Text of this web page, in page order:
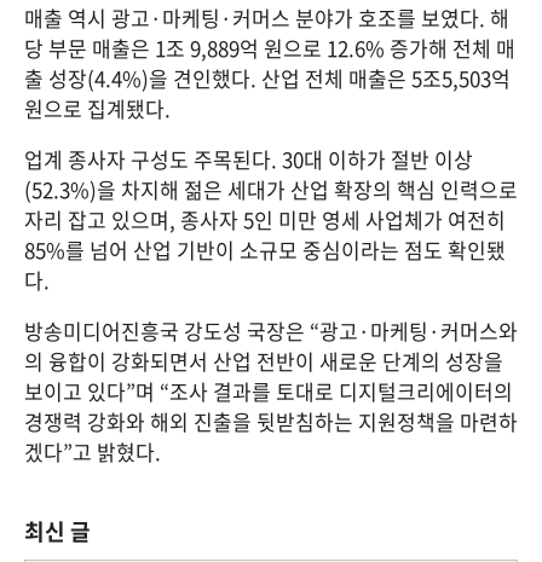
매출 역시 광고·마케팅·커머스 분야가 호조를 보였다. 해
당 부문 매출은 1조 9,889억 원으로 12.6% 증가해 전체 매
출 성장(4.4%)을 견인했다. 산업 전체 매출은 5조5,503억
원으로 집계됐다.
업계 종사자 구성도 주목된다. 30대 이하가 절반 이상
(52.3%)을 차지해 젊은 세대가 산업 확장의 핵심 인력으로
자리 잡고 있으며, 종사자 5인 미만 영세 사업체가 여전히
85%를 넘어 산업 기반이 소규모 중심이라는 점도 확인됐
다.
방송미디어진흥국 강도성 국장은 “광고·마케팅·커머스와
의 융합이 강화되면서 산업 전반이 새로운 단계의 성장을
보이고 있다”며 “조사 결과를 토대로 디지털크리에이터의
경쟁력 강화와 해외 진출을 뒷받침하는 지원정책을 마련하
겠다”고 밝혔다.
최신 글